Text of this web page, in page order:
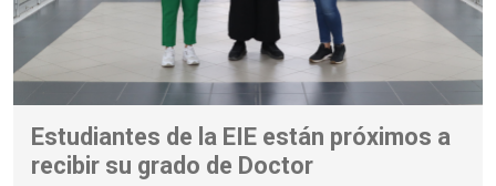
Estudiantes de la EIE están próximos a
recibir su grado de Doctor